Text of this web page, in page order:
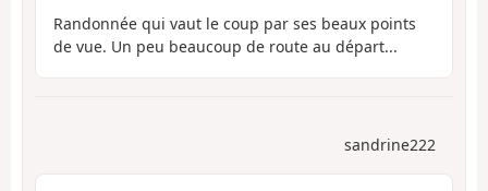
Randonnée qui vaut le coup par ses beaux points
de vue. Un peu beaucoup de route au départ...
sandrine222